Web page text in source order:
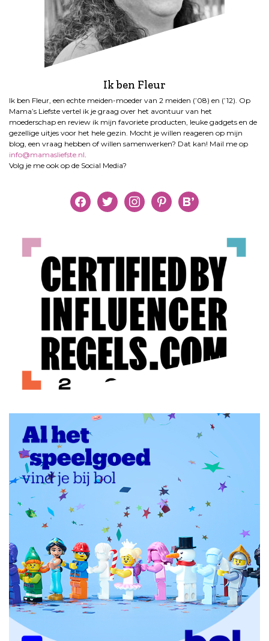
Ik ben Fleur
Ik ben Fleur, een echte meiden-moeder van 2 meiden (’08) en (’12). Op
Mama’s Liefste vertel ik je graag over het avontuur van het
moederschap en review ik mijn favoriete producten, leuke gadgets en de
gezellige uitjes voor het hele gezin. Mocht je willen reageren op mijn
blog, een vraag hebben of willen samenwerken? Dat kan! Mail me op
info@mamasliefste.nl.
Volg je me ook op de Social Media?
facebooktwitter instagrampinterestbloglovin